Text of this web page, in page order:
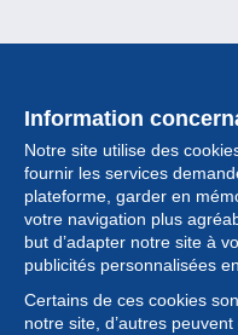
Information
Notre site utilise des
fournir les services
plateforme, garder en
votre navigation plus
but d’adapter notre site à
publicités personnalisées
Certains de ces cookies
notre site, d’autres
Collection
Actualités